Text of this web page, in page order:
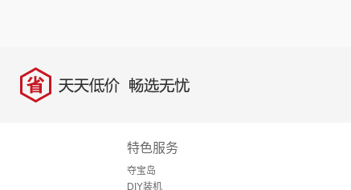
省 天天低价，畅选无忧
特色服务
夺宝岛
DIY装机